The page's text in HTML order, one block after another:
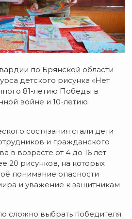
по Брянской области
детского рисунка «Нет
81-летию Победы в
войне и 10-летию
состязания стали дети
и гражданского
в возрасте от 4 до 16 лет.
20 рисунков, на которых
понимание опасности
и уважение к защитникам
сложно выбрать победителя